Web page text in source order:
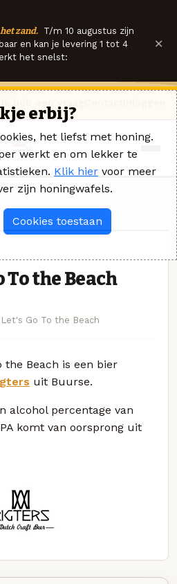
zand. T/m 10 augustus zijn
en kan je levering 1 tot 4
het snelst:
×
To the Beach
Let's Go To the Beach
the Beach is een bier
uit Buurse.
alcohol percentage van
komt van oorsprong uit
erbij?
het liefst met honing.
werkt en om lekker te
Klik hier voor meer
zijn honingwafels.
Cookies toestaan